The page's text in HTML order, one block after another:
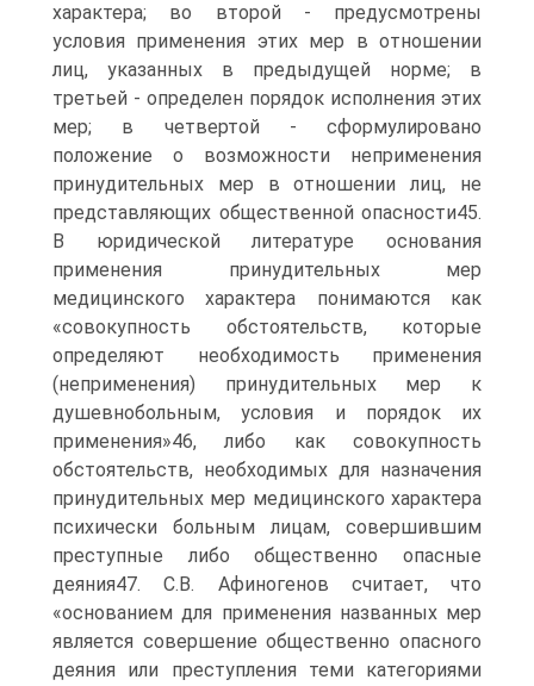
характера; во второй - предусмотрены
условия применения этих мер в отношении
лиц, указанных в предыдущей норме; в
третьей - определен порядок исполнения этих
мер; в четвертой - сформулировано
положение о возможности неприменения
принудительных мер в отношении лиц, не
представляющих общественной опасности45.
В юридической литературе основания
применения принудительных мер
медицинского характера понимаются как
«совокупность обстоятельств, которые
определяют необходимость применения
(неприменения) принудительных мер к
душевнобольным, условия и порядок их
применения»46, либо как совокупность
обстоятельств, необходимых для назначения
принудительных мер медицинского характера
психически больным лицам, совершившим
преступные либо общественно опасные
деяния47. С.В. Афиногенов считает, что
«основанием для применения названных мер
является совершение общественно опасного
деяния или преступления теми категориями